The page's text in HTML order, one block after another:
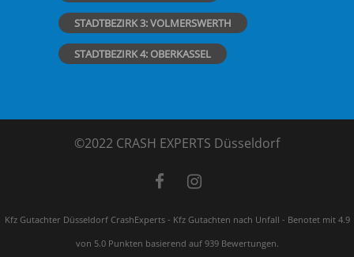
STADTBEZIRK 3: VOLMERSWERTH
STADTBEZIRK 4: OBERKASSEL
©2022 CRASH EXPERTS Düsseldorf
Kfz Gutachter Düsseldorf CrashExperts - Kfz Gutachten nach Unfall - Benotet mit 4.9
von 5.0 Punkten basierend auf 939Bewertungen.